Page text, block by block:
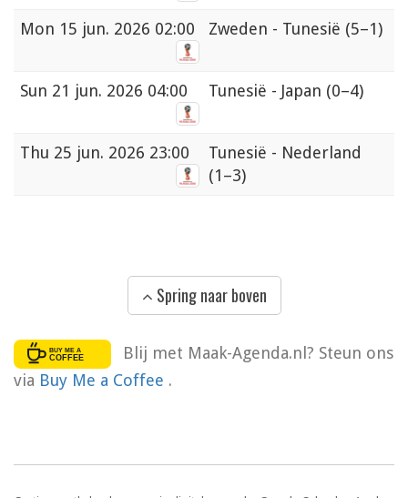
Mon 15 jun. 2026 02:00 Zweden - Tunesië (5–1)
Sun 21 jun. 2026 04:00 Tunesië - Japan (0–4)
Thu 25 jun. 2026 23:00
Tunesië - Nederland
(1–3)
Spring naar boven
Blij met Maak-Agenda.nl? Steun ons
via Buy Me a Coffee .